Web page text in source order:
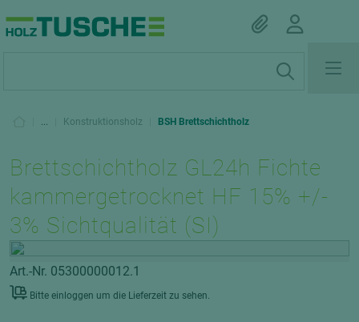
... Konstruktionsholz BSH Brettschichtholz
Brettschichtholz GL24h Fichte
kammergetrocknet HF 15% +/-
3% Sichtqualität (SI)
Art.-Nr. 05300000012.1
Bitte einloggen um die Lieferzeit zu sehen.